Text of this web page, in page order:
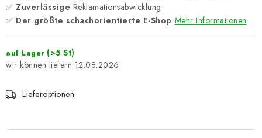
✅ Zuverlässige Reklamationsabwicklung
✅ Der größte schachorientierte E-Shop Mehr Informationen
auf Lager (>5 St)
12.08.2026
Lieferoptionen